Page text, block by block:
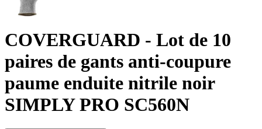
COVERGUARD - Lot de 10
paires de gants anti-coupure
paume enduite nitrile noir
SIMPLY PRO SC560N